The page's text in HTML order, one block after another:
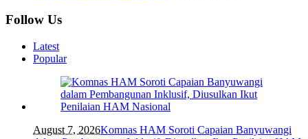
Follow Us
Latest
Popular
August 7, 2026Komnas HAM Soroti Capaian Banyuwangi